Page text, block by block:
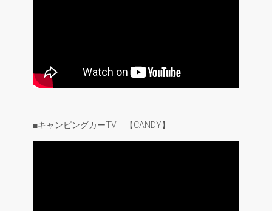
■キャンピングカーTV 【CANDY】